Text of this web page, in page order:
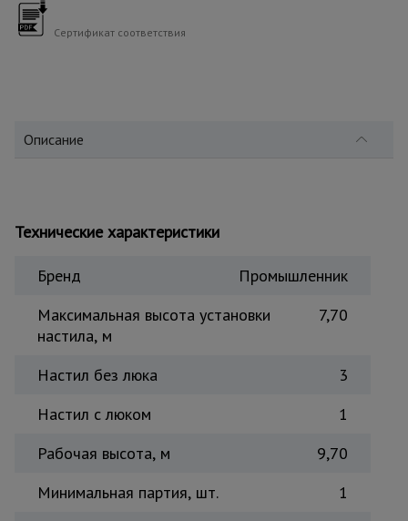
металлообработка
Сертификат соответствия
Описание
Технические характеристики
Бренд
Промышленник
Максимальная высота установки
настила, м
7,70
Настил без люка
3
Настил с люком
1
Рабочая высота, м
9,70
Минимальная партия, шт.
1